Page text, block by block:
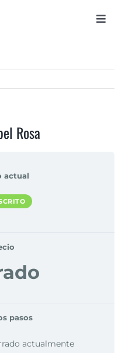
Toggle
Rosa
actual
pasos
actualmente